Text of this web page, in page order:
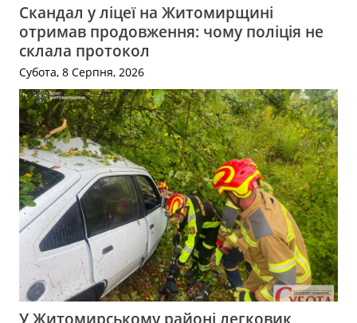
Скандал у ліцеї на Житомирщині
отримав продовження: чому поліція не
склала протокол
Субота, 8 Серпня, 2026
У Житомирському районі легковик